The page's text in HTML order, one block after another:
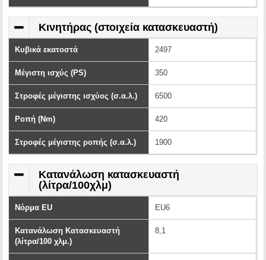
Κινητήρας (στοιχεία κατασκευαστή)
Κυβικά εκατοστά 2497
Μέγιστη ισχύς (PS) 350
Στροφές μέγιστης ισχύος (σ.α.λ.) 6500
Ροπή (Nm) 420
Στροφές μέγιστης ροπής (σ.α.λ.) 1900
Κατανάλωση κατασκευαστή
(λίτρα/100χλμ)
Νόρμα EU EU6
Κατανάλωση Κατασκευαστή
(λίτρα/100 χλμ.)
8,1